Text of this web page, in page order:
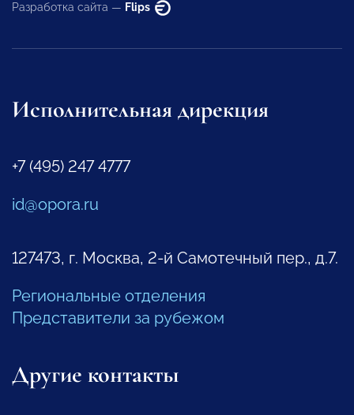
Разработка сайта — Flips
Исполнительная дирекция
+7 (495) 247 4777
id@opora.ru
127473, г. Москва, 2-й Самотечный пер., д.7.
Региональные отделения
Представители за рубежом
Другие контакты